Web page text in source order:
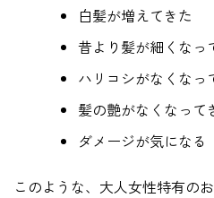
白髪が増えてきた
昔より髪が細くなっ
ハリコシがなくなっ
髪の艶がなくなって
ダメージが気になる
このような、大人女性特有の